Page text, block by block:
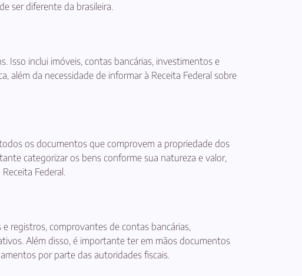
ser diferente da brasileira.
Isso inclui imóveis, contas bancárias, investimentos e
além da necessidade de informar à Receita Federal sobre
os documentos que comprovem a propriedade dos
categorizar os bens conforme sua natureza e valor,
Federal.
registros, comprovantes de contas bancárias,
Além disso, é importante ter em mãos documentos
por parte das autoridades fiscais.